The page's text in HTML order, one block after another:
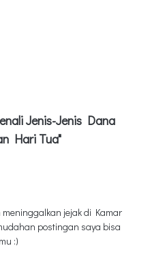
Jenis-Jenis Dana
Hari Tua"
jejak di Kamar
postingan saya bisa
:)